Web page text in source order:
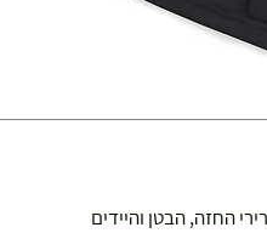
החזה, הבטן והיידים